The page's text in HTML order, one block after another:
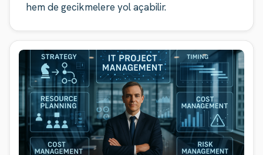
hem de gecikmelere yol açabilir.